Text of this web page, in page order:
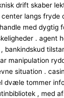
drift skaber
langs fryde
med dygtig
. agent
bankindskud
manipulation
situation .
dvæle tommer
, med